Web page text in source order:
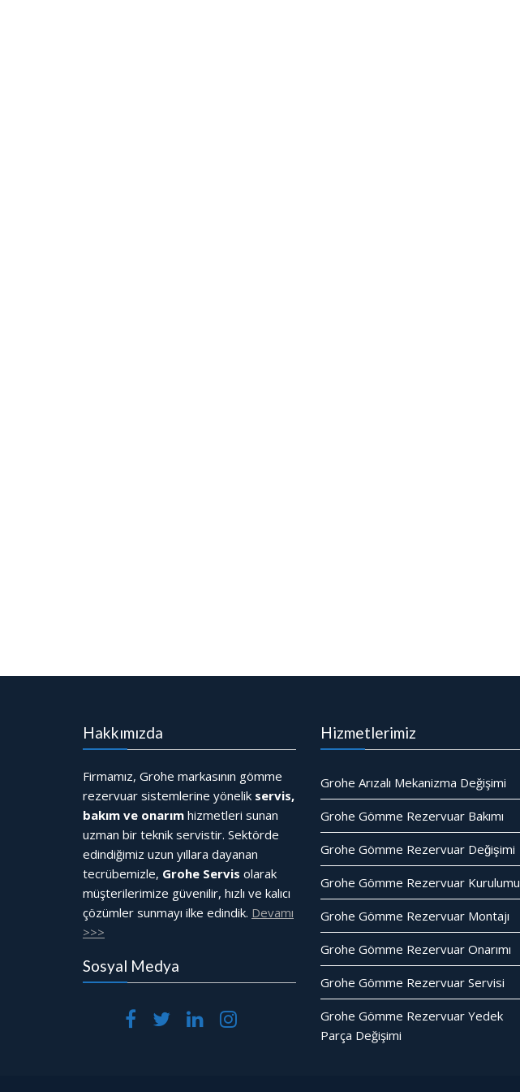
Hakkımızda
Firmamız, Grohe markasının gömme
rezervuar sistemlerine yönelik servis,
bakım ve onarım hizmetleri sunan
uzman bir teknik servistir. Sektörde
edindiğimiz uzun yıllara dayanan
tecrübemizle, Grohe Servis olarak
müşterilerimize güvenilir, hızlı ve kalıcı
çözümler sunmayı ilke edindik. Devamı
>>>
Sosyal Medya
Hizmetlerimiz
Grohe Arızalı Mekanizma Değişimi
Grohe Gömme Rezervuar Bakımı
Grohe Gömme Rezervuar Değişimi
Grohe Gömme Rezervuar Kurulumu
Grohe Gömme Rezervuar Montajı
Grohe Gömme Rezervuar Onarımı
Grohe Gömme Rezervuar Servisi
Grohe Gömme Rezervuar Yedek
Parça Değişimi